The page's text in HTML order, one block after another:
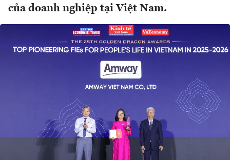
của doanh nghiệp tại Việt Nam.